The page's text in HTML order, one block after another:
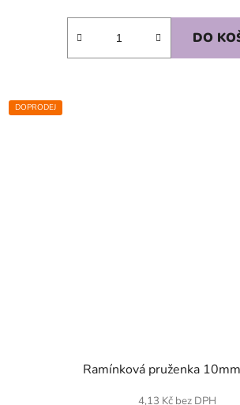
DO
DOPRODEJ
Ramínková pruženka
4,13 Kč bez DPH